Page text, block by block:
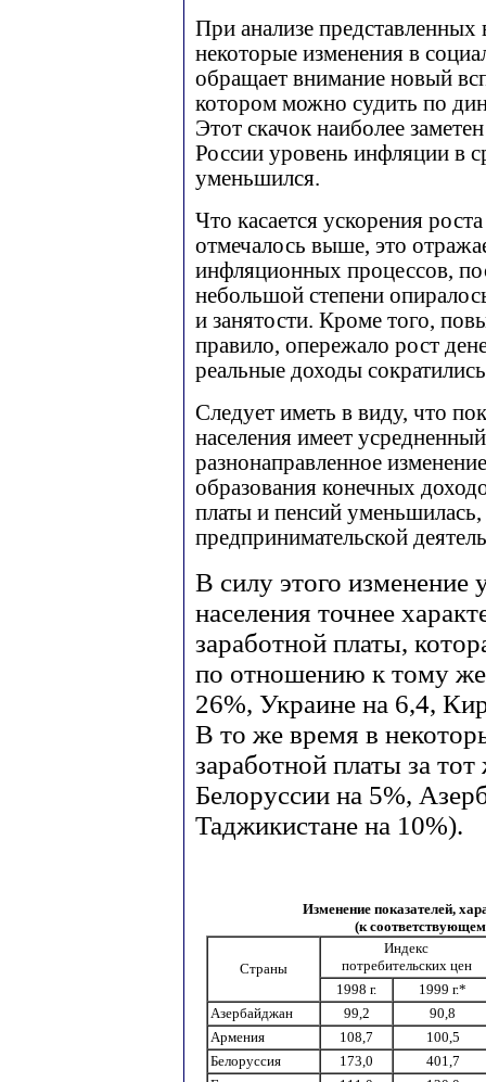
При анализе представленных
некоторые изменения в
обращает внимание новый
котором можно судить по
Этот скачок наиболее
России уровень инфляции в
уменьшился.
Что касается ускорения
отмечалось выше, это
инфляционных процессов,
небольшой степени
и занятости. Кроме того,
правило, опережало рост
реальные доходы
Следует иметь в виду, что
населения имеет
разнонаправленное
образования конечных
платы и пенсий уменьшилась,
предпринимательской
В силу этого изменение
населения точнее
заработной платы,
по отношению к тому же
26%, Украине на 6,4,
В то же время в
заработной платы за
Белоруссии на 5%,
Таджикистане на 10%).
Изменение показателей,
(к
Страны
Индекс
потребительских цен
1998 г.
1999 г.*
Азербайджан
99,2
90,8
Армения
108,7
100,5
Белоруссия
173,0
401,7